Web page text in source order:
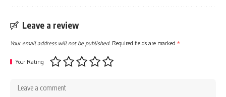
Leave a review
Your email address will not be published. Required fields are marked *
Your Rating